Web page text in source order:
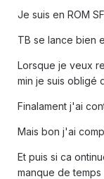
Je suis en ROM
TB se lance bien
Lorsque je veux
min je suis obligé
Finalament j'ai
Mais bon j'ai
Et puis si ca
manque de